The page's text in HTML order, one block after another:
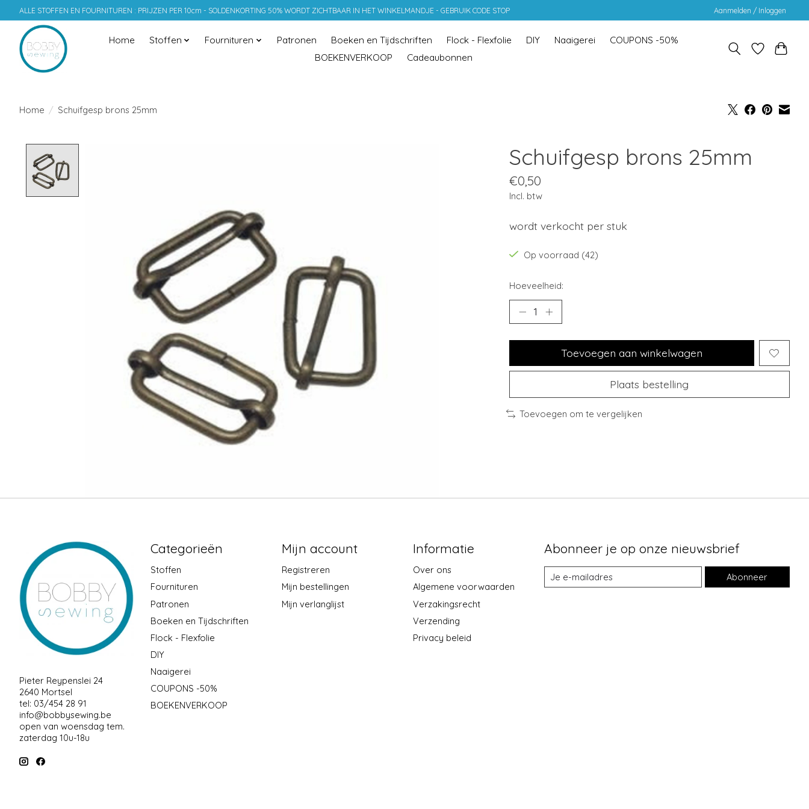
ALLE STOFFEN EN FOURNITUREN : PRIJZEN PER 10cm - SOLDENKORTING 50% WORDT ZICHTBAAR IN HET WINKELMANDJE - GEBRUIK CODE STOP Aanmelden / Inloggen
Home Stoffen Fournituren Patronen Boeken en Tijdschriften Flock - Flexfolie DIY Naaigerei
COUPONS -50%
BOEKENVERKOOP
Cadeaubonnen
Home / Schuifgesp brons 25mm
Schuifgesp brons 25mm
€0,50
Incl. btw
wordt verkocht per stuk
Op voorraad (42)
Hoeveelheid:
Toevoegen aan winkelwagen
Plaats bestelling
Toevoegen om te vergelijken
Pieter Reypenslei 24
2640 Mortsel
tel: 03/454 28 91
info@bobbysewing.be
open van woensdag tem.
zaterdag 10u-18u
Categorieën
Stoffen
Fournituren
Patronen
Boeken en Tijdschriften
Flock - Flexfolie
DIY
Naaigerei
COUPONS -50%
BOEKENVERKOOP
Mijn account
Registreren
Mijn bestellingen
Mijn verlanglijst
Informatie
Over ons
Algemene voorwaarden
Verzakingsrecht
Verzending
Privacy beleid
Abonneer je op onze nieuwsbrief
Abonneer